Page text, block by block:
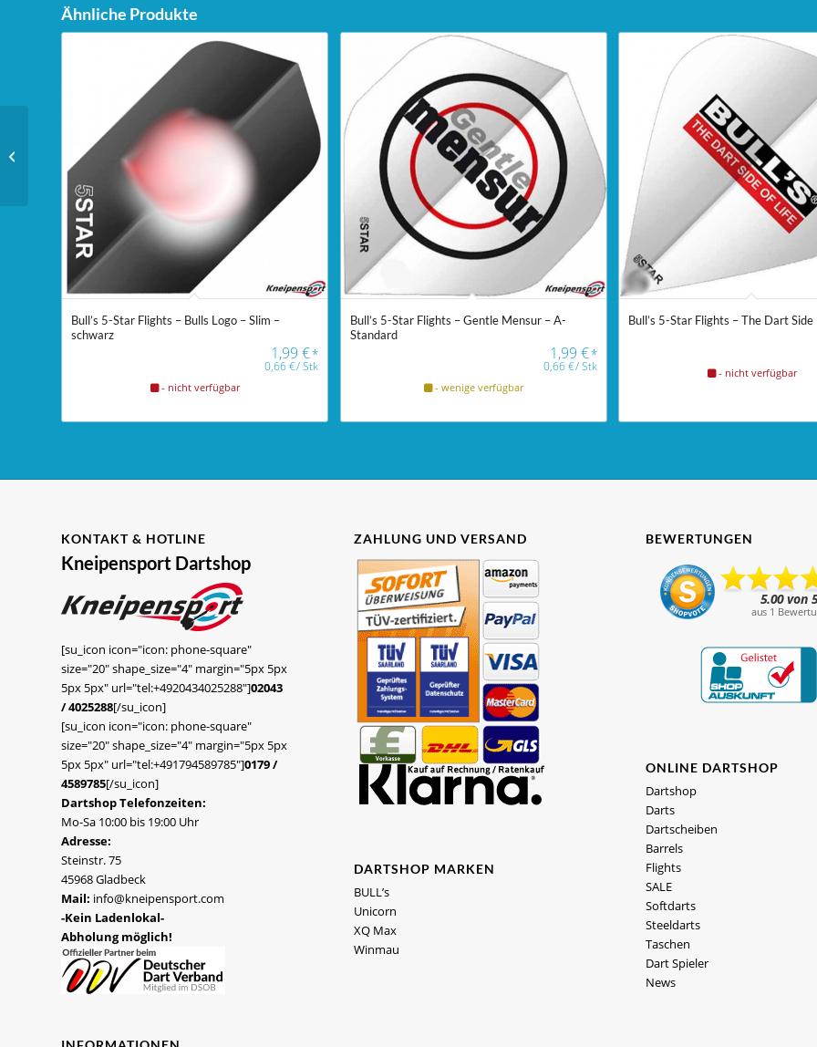
Ähnliche Produkte
Bull’s 5-Star Flights – Bulls Logo – Slim –
schwarz
1,99€*
0,66€/Stk
- nicht verfügbar
Bull’s 5-Star Flights – Gentle Mensur – A-
Standard
1,99 €*
0,66€/Stk
- wenige verfügbar
Bull’s 5-Star Flights – The Dart
- nicht verfügbar
KONTAKT & HOTLINE
Kneipensport Dartshop
[su_icon icon="icon: phone-square"
size="20" shape_size="4" margin="5px 5px
5px 5px" url="tel:+4920434025288"]02043
/ 4025288[/su_icon]
[su_icon icon="icon: phone-square"
size="20" shape_size="4" margin="5px 5px
5px 5px" url="tel:+491794589785"]0179 /
4589785[/su_icon]
Dartshop Telefonzeiten:
Mo-Sa 10:00 bis 19:00 Uhr
Adresse:
Steinstr. 75
45968 Gladbeck
Mail: info@kneipensport.com
-Kein Ladenlokal-
Abholung möglich!
ZAHLUNG UND VERSAND
DARTSHOP MARKEN
BULL’s
Unicorn
XQ Max
Winmau
BEWERTUNGEN
ONLINE DARTSHOP
Dartshop
Darts
Dartscheiben
Barrels
Flights
SALE
Softdarts
Steeldarts
Taschen
Dart Spieler
News
Unicorn Aufkleber für
Fenster